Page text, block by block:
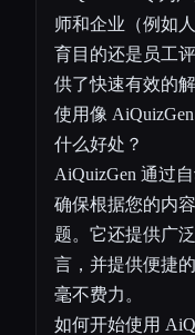
师和企业（例如
育目的还是员工
供了快速有效的解
使用像
什么好处？
AiQuizGen 通过
确保根据您的内
题。它还提供广
言，并提供便捷
毫不费力。
如何开始使用